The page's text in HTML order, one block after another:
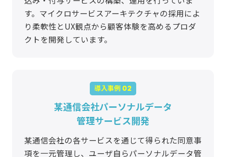
す。マイクロサービスアーキテクチャの採用によ
り柔軟性とUX観点から顧客体験を高めるプロダ
クトを開発しています。
導入事例
某通信会社パーソナルデータ
管理サービス開発
某通信会社の各サービスを通じて得られた同意事
項を一元管理し、ユーザ自らパーソナルデータ管